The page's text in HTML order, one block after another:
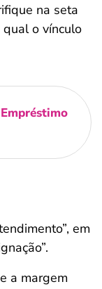
na seta
o vínculo
em
a margem